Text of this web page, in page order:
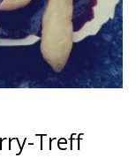
Treff